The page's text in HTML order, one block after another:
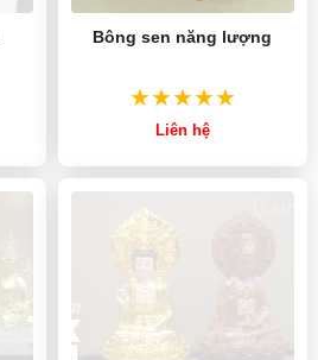
Bông sen năng lượng
Liên hệ